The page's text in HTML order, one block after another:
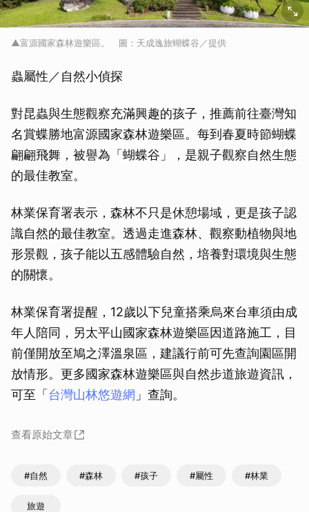
▲富源國家森林遊樂區。 圖：天成逸旅蝴蝶谷／提供
蟲屬性／自然小偵探
對昆蟲與生態觀察充滿興趣的孩子，推薦前往臺灣知
名賞蝶勝地富源國家森林遊樂區。每到春夏時節蝴蝶
翩翩飛舞，被譽為「蝴蝶谷」，是親子觀察自然生態
的最佳教室。
林業保育署表示，森林不只是休憩場域，更是孩子認
識自然的最佳教室。透過走進森林、觀察動植物與地
形景觀，孩子能以五感體驗自然，培養對環境與生態
的關懷。
林業保育署提醒，12歲以下兒童搭乘烏來台車須由成
年人陪同，另太平山國家森林遊樂區因道路施工，目
前僅開放至鳩之澤溫泉區，建議行前可先查詢園區開
放情形。更多國家森林遊樂區與自然步道旅遊資訊，
可至「 台灣山林悠遊網 」查詢。
查看原始文章
#自然 #森林 #孩子 #屬性 #林業
旅遊